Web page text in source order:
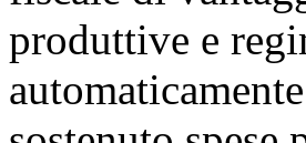
produttive e